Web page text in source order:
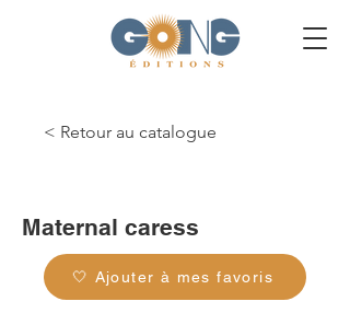
< Retour au catalogue
Maternal caress
🤍 Ajouter à mes favoris